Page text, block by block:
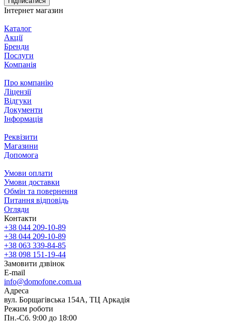
Інтернет магазин
Каталог
Акції
Бренди
Послуги
Компанія
Про компанію
Ліцензії
Відгуки
Документи
Інформація
Реквізити
Магазини
Допомога
Умови оплати
Умови доставки
Обмін та повернення
Питання відповідь
Огляди
Контакти
+38 044 209-10-89
+38 044 209-10-89
+38 063 339-84-85
+38 098 151-19-44
Замовити дзвінок
E-mail
info@domofone.com.ua
Адреса
вул. Борщагівська 154А, ТЦ Аркадія
Режим роботи
Пн.-Сб. 9:00 до 18:00